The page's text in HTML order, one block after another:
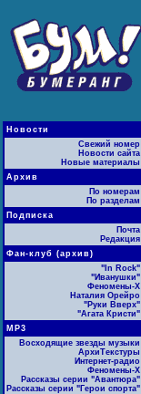
Новости
Свежий номер
Новости сайта
Новые материалы
Архив
По номерам
По разделам
Подписка
Почта
Редакция
Фан-клуб (архив)
"In Rock"
"Иванушки"
Феномены-Х
Наталия Орейро
"Руки Вверх"
"Агата Кристи"
МР3
Восходящие звезды музыки
АрхиТекстуры
Интернет-радио
Феномены-Х
Рассказы серии "Авантюра"
Рассказы серии "Герои спорта"